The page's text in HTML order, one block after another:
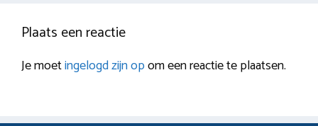
Plaats een reactie
Je moetingelogd zijn opom een reactie te plaatsen.